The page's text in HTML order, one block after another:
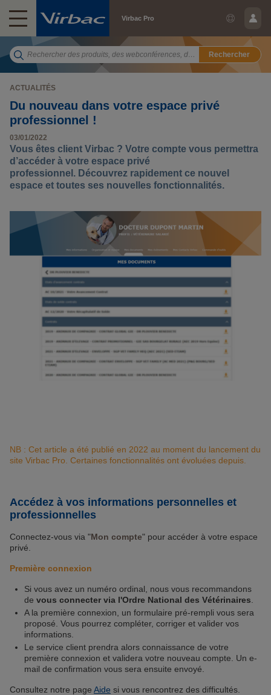
Virbac Pro
Rechercher
ACTUALITÉS
Du nouveau dans votre espace privé
professionnel !
03/01/2022
Vous êtes client Virbac ? Votre compte vous permettra
d’accéder à votre espace privé
professionnel. Découvrez rapidement ce nouvel
espace et toutes ses nouvelles fonctionnalités.
NB : Cet article a été publié en 2022 au moment du lancement du
site Virbac Pro. Certaines fonctionnalités ont évoluées depuis.
Accédez à vos informations personnelles et
professionnelles
Connectez-vous via "Mon compte" pour accéder à votre espace
privé.
Première connexion
Si vous avez un numéro ordinal, nous vous recommandons
de vous connecter via l'Ordre National des Vétérinaires
A la première connexion, un formulaire pré-rempli vous sera
proposé. Vous pourrez compléter, corriger et valider vos
informations.
Le service client prendra alors connaissance de votre
première connexion et validera votre nouveau compte. Un e-
mail de confirmation vous sera ensuite envoyé.
Consultez notre page Aide si vous rencontrez des difficultés.